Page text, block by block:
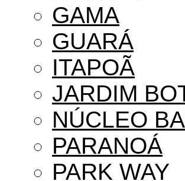
GAMA
GUARÁ
ITAPOÃ
JARDIM
NÚCLEO
PARANOÁ
PARK WAY